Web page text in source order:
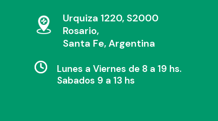
Urquiza 1220, S2000
Rosario,
Santa Fe, Argentina
Lunes a Viernes de 8 a 19 hs.
Sabados 9 a 13 hs